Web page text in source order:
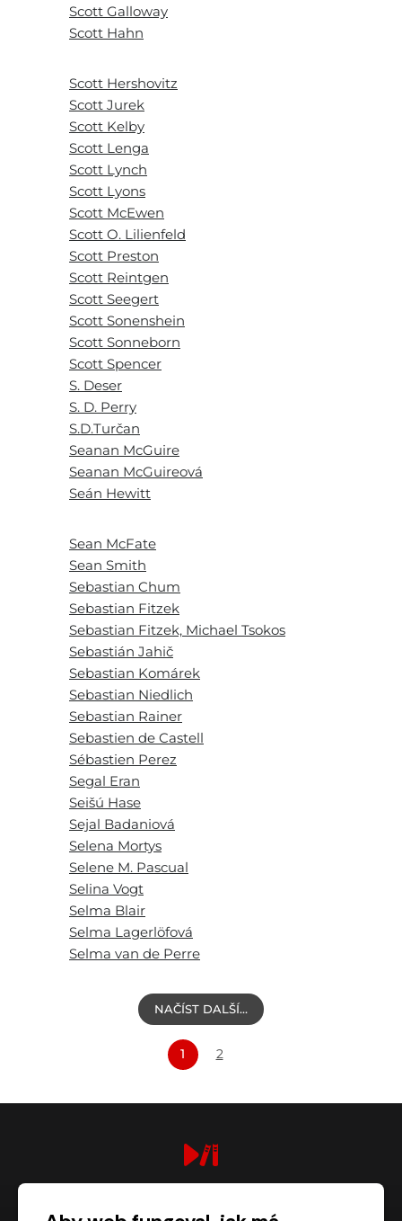
Scott Galloway
Scott Hahn
Scott Hershovitz
Scott Jurek
Scott Kelby
Scott Lenga
Scott Lynch
Scott Lyons
Scott McEwen
Scott O. Lilienfeld
Scott Preston
Scott Reintgen
Scott Seegert
Scott Sonenshein
Scott Sonneborn
Scott Spencer
S. Deser
S. D. Perry
S.D.Turčan
Seanan McGuire
Seanan McGuireová
Seán Hewitt
Sean McFate
Sean Smith
Sebastian Chum
Sebastian Fitzek
Sebastian Fitzek, Michael Tsokos
Sebastián Jahič
Sebastian Komárek
Sebastian Niedlich
Sebastian Rainer
Sebastien de Castell
Sébastien Perez
Segal Eran
Seišú Hase
Sejal Badaniová
Selena Mortys
Selene M. Pascual
Selina Vogt
Selma Blair
Selma Lagerlöfová
Selma van de Perre
NAČÍST DALŠÍ…
1 2